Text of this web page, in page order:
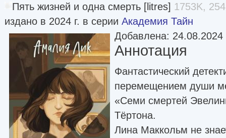
Пять жизней и одна смерть [litres] 1753K,
издано в 2024 г. в серии Академия Тайн
Добавлена: 24.08.2024
Аннотация
Фантастический
перемещением души
«Семи смертей
Тёртона.
Лина Маккольм не